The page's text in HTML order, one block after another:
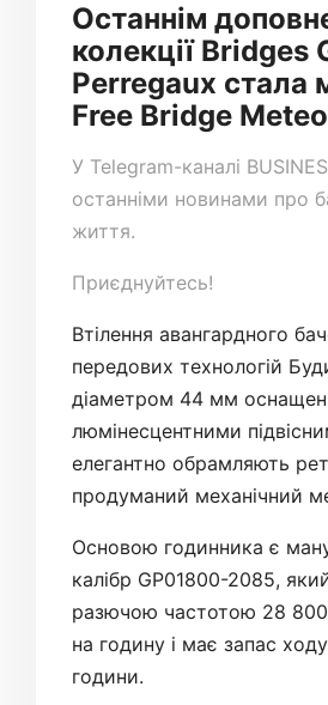
Останнім
колекції Bridges
Perregaux стала
Free Bridge
У Telegram-каналі
останніми новинами про
життя.
Приєднуйтесь!
Втілення авангардного
передових технологій
діаметром 44 мм
люмінесцентними
елегантно обрамляють
продуманий механічний
Основою годинника є
калібр GP01800-2085,
разючою частотою 28 800
на годину і має запас
години.